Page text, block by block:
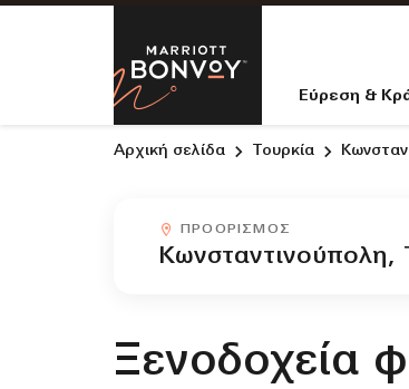
Skip to Content
Marriott
Εύρεση &
Αρχική σελίδα Τουρκία
Προορισμόςcombobox
ΠΡΟΟΡΙΣΜΌΣ
Ξενοδοχεία